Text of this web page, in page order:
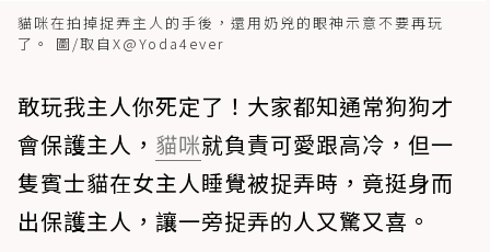
貓咪在拍掉捉弄主人的手後，還用奶兇的眼神示意不要再玩
了。 圖/取自X@Yoda4ever
敢玩我主人你死定了！大家都知通常狗狗才
會保護主人， 貓咪就負責可愛跟高冷，但一
隻賓士貓在女主人睡覺被捉弄時，竟挺身而
出保護主人，讓一旁捉弄的人又驚又喜。